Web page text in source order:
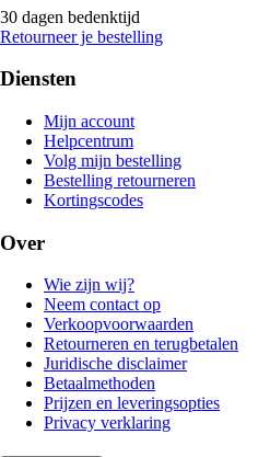
30 dagen bedenktijd
Retourneer je bestelling
Diensten
Mijn account
Helpcentrum
Volg mijn bestelling
Bestelling retourneren
Kortingscodes
Over
Wie zijn wij?
Neem contact op
Verkoopvoorwaarden
Retourneren en terugbetalen
Juridische disclaimer
Betaalmethoden
Prijzen en leveringsopties
Privacy verklaring